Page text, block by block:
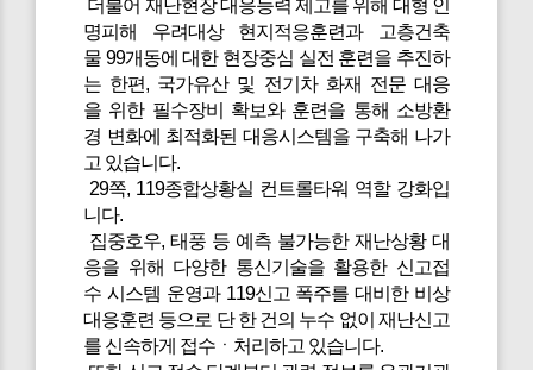
더불어 재난현장 대응능력 제고를 위해 대형 인
명피해 우려대상 현지적응훈련과 고층건축
물 99개동에 대한 현장중심 실전 훈련을 추진하
는 한편, 국가유산 및 전기차 화재 전문 대응
을 위한 필수장비 확보와 훈련을 통해 소방환
경 변화에 최적화된 대응시스템을 구축해 나가
고 있습니다.
29쪽, 119종합상황실 컨트롤타워 역할 강화입
니다.
집중호우, 태풍 등 예측 불가능한 재난상황 대
응을 위해 다양한 통신기술을 활용한 신고접
수 시스템 운영과 119신고 폭주를 대비한 비상
대응훈련 등으로 단 한 건의 누수 없이 재난신고
를 신속하게 접수ㆍ처리하고 있습니다.